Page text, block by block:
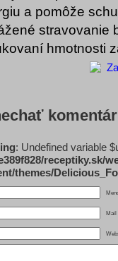
a pomôže
stravovanie
hmotnosti
komentár
: Undefined variable
receptiky.sk/
themes/
Mail